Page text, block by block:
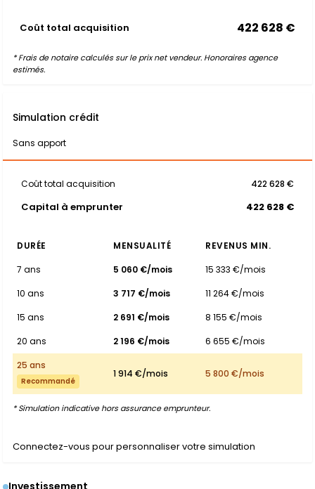
Coût total acquisition 422 628 €
* Frais de notaire calculés sur le prix net vendeur. Honoraires agence
estimés.
Simulation crédit
Sans apport
Coût total acquisition 422 628 €
Capital à emprunter 422 628 €
DURÉE MENSUALITÉ
REVENUS MIN.
7 ans
5 060 €/mois
15 333 €/mois
10 ans
3 717 €/mois
11 264 €/mois
15 ans
2 691 €/mois
8 155 €/mois
20 ans
2 196 €/mois
6 655 €/mois
25 ans
Recommandé
1 914 €/mois 5 800 €/mois
* Simulation indicative hors assurance emprunteur.
Connectez-vous pour personnaliser votre simulation
Investissement